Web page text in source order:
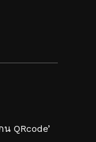
QRcode’